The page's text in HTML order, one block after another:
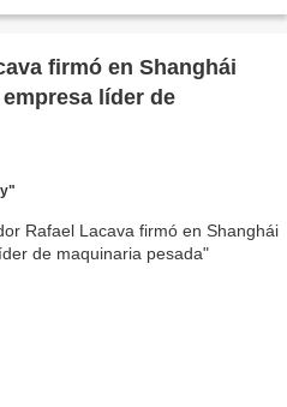
firmó en Shanghái
líder de